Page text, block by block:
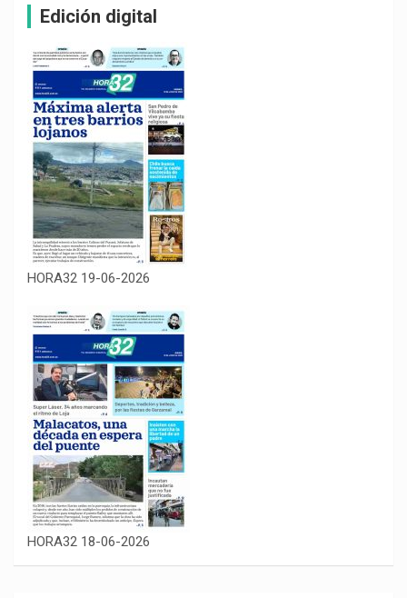
Edición digital
HORA32 19-06-2026
HORA32 18-06-2026